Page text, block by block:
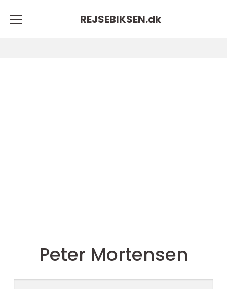
REJSEBIKSEN.dk
Peter Mortensen